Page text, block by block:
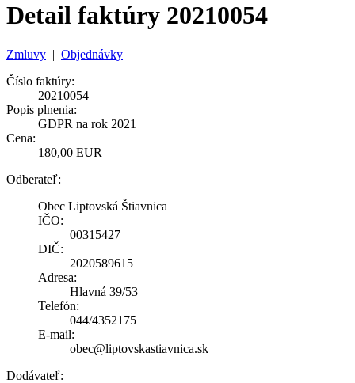
Detail faktúry 20210054
Zmluvy | Objednávky
Číslo faktúry:
20210054
Popis plnenia:
GDPR na rok 2021
Cena:
180,00 EUR
Odberateľ:
Obec Liptovská Štiavnica
IČO:
00315427
DIČ:
2020589615
Adresa:
Hlavná 39/53
Telefón:
044/4352175
E-mail:
obec@liptovskastiavnica.sk
Dodávateľ: